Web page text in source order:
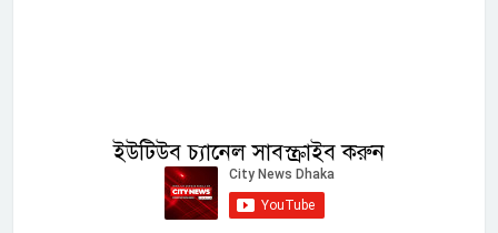
ইউটিউব চ্যানেল সাবস্ক্রাইব করুন